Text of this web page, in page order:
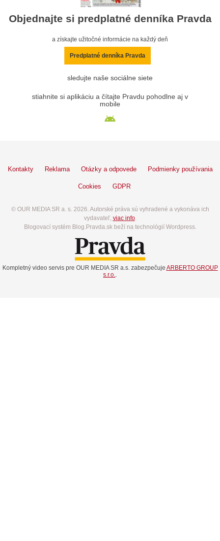
Objednajte si predplatné denníka Pravda
a získajte užitočné informácie na každý deň
Predplatné denníka Pravda
sledujte naše sociálne siete
stiahnite si aplikáciu a čítajte Pravdu pohodlne aj v
mobile
Kontakty Reklama Otázky a odpovede Podmienky používania
Cookies GDPR
© OUR MEDIA SR a. s. 2026. Autorské práva sú vyhradené a vykonáva ich
vydavateľ, viac info.
Blogovací systém Blog.Pravda.sk beží na technológií Wordpress.
Kompletný video servis pre OUR MEDIA SR a.s. zabezpečuje ARBERTO GROUP
s.r.o..